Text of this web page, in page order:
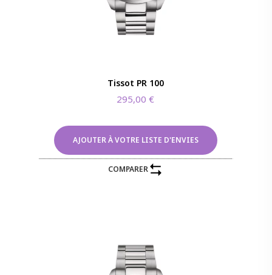
Tissot PR 100
295,00€
AJOUTER À VOTRE LISTE D'ENVIES
COMPARER